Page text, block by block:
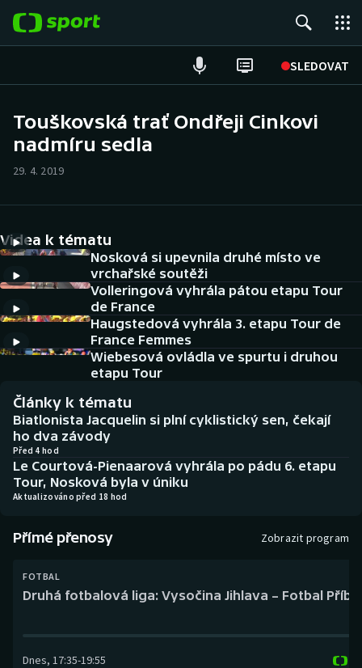
SLEDOVAT
Hokej
Cyklistika
DALŠÍ SPORTY
Americký fotbal
Baseball a softbal
Basketbal
Biatlon
Boby a skeleton
Box
NEPŘEHLÉDNĚTE
Historické návraty
Aplikace ČT sport
AZ kvíz
Touškovská trať Ondřeji Cinkovi
nadmíru sedla
29. 4. 2019
Videa k tématu
Nosková si upevnila druhé místo ve
vrchařské soutěži
Volleringová vyhrála pátou etapu Tour
de France
Haugstedová vyhrála 3. etapu Tour de
France Femmes
Wiebesová ovládla ve spurtu i druhou
etapu Tour
Články k tématu
Biatlonista Jacquelin si plní cyklistický sen, čekají
ho dva závody
Před 4 hod
Le Courtová-Pienaarová vyhrála po pádu 6. etapu
Tour, Nosková byla v úniku
Aktualizováno před 18 hod
Přímé přenosy Zobrazit program
FOTBAL
Druhá fotbalová liga: Vysočina Jihlava – Fotbal
Dnes, 17:35-19:55